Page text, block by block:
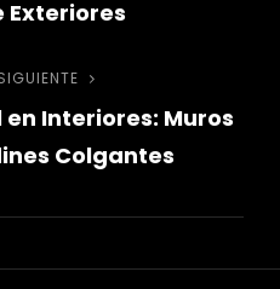
Exteriores
Entrada
siguiente
Interiores: Muros
Colgantes